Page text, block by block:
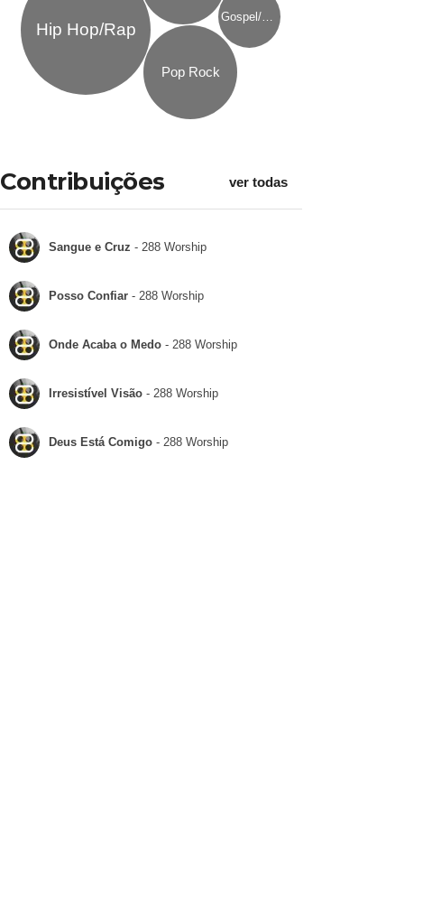
Hip Hop/Rap
Pop Rock
Contribuições ver todas
Sangue e Cruz - 288 Worship
Posso Confiar- 288 Worship
Onde Acaba o Medo- 288 Worship
Irresistível Visão- 288 Worship
Deus Está Comigo- 288 Worship